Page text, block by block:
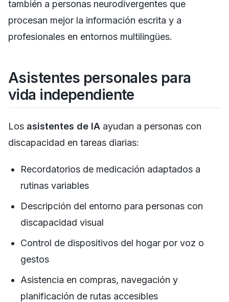
también a personas neurodivergentes que
procesan mejor la información escrita y a
profesionales en entornos multilingües.
Asistentes personales para
vida independiente
Los asistentes de IA ayudan a personas con
discapacidad en tareas diarias:
Recordatorios de medicación adaptados a
rutinas variables
Descripción del entorno para personas con
discapacidad visual
Control de dispositivos del hogar por voz o
gestos
Asistencia en compras, navegación y
planificación de rutas accesibles